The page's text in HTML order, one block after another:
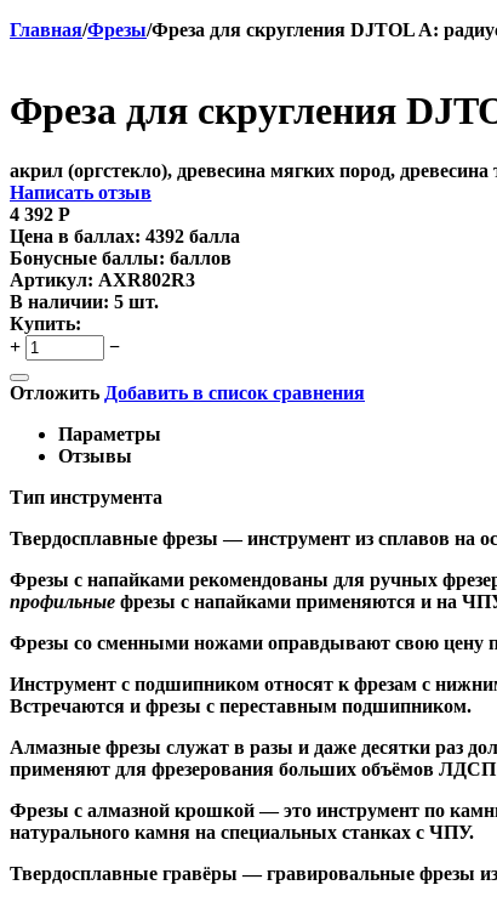
Главная/Фрезы/Фреза для скругления DJTOL A:
Фреза для скругления
акрил (оргстекло), древесина мягких пород,
Написать отзыв
4 392 Р
Цена в баллах: 4392 балла
Бонусные баллы: баллов
Артикул: AXR802R3
В наличии: 5 шт.
Купить:
+
−
Отложить Добавить в список сравнения
Параметры
Отзывы
Тип инструмента
Твердосплавные фрезы — инструмент из сплавов на
Фрезы с напайками рекомендованы для ручных
профильные фрезы с напайками применяются и на
Фрезы со сменными ножами оправдывают свою цену
Инструмент с подшипником относят к фрезам с
Встречаются и фрезы с переставным подшипником.
Алмазные фрезы служат в разы и даже десятки раз
применяют для фрезерования больших объёмов ЛДСП
Фрезы с алмазной крошкой— это инструмент по
натурального камня на специальных станках с ЧПУ.
Твердосплавные гравёры — гравировальные фрезы из